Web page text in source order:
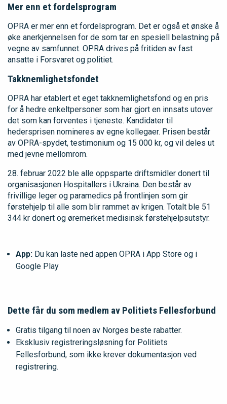
Mer enn et fordelsprogram
OPRA er mer enn et fordelsprogram. Det er også et ønske å
øke anerkjennelsen for de som tar en spesiell belastning på
vegne av samfunnet. OPRA drives på fritiden av fast
ansatte i Forsvaret og politiet.
Takknemlighetsfondet
OPRA har etablert et eget takknemlighetsfond og en pris
for å hedre enkeltpersoner som har gjort en innsats utover
det som kan forventes i tjeneste. Kandidater til
hedersprisen nomineres av egne kollegaer. Prisen består
av OPRA-spydet, testimonium og 15 000 kr, og vil deles ut
med jevne mellomrom.
28. februar 2022 ble alle oppsparte driftsmidler donert til
organisasjonen Hospitallers i Ukraina. Den består av
frivillige leger og paramedics på frontlinjen som gir
førstehjelp til alle som blir rammet av krigen. Totalt ble 51
344 kr donert og øremerket medisinsk førstehjelpsutstyr.
App: Du kan laste ned appen OPRA i App Store og i
Google Play
Dette får du som medlem av Politiets Fellesforbund
Gratis tilgang til noen av Norges beste rabatter.
Eksklusiv registreringsløsning for Politiets
Fellesforbund, som ikke krever dokumentasjon ved
registrering.